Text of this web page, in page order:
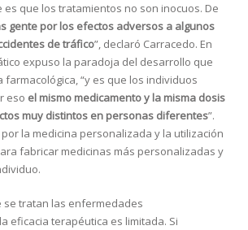
que los tratamientos no son inocuos. De
gente por los efectos adversos a algunos
de tráfico”, declaró Carracedo. En
expuso la paradoja del desarrollo que
“y es que los individuos
eso el mismo medicamento y la misma dosis
muy distintos en personas diferentes”.
la medicina personalizada y la utilización
fabricar medicinas más personalizadas y
se tratan las enfermedades
eficacia terapéutica es limitada. Si